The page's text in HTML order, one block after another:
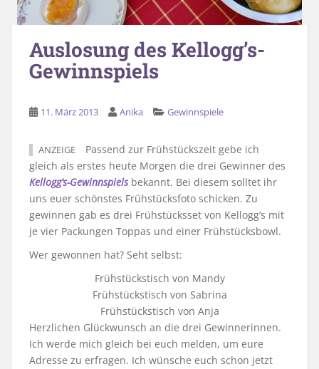
Auslosung des Kellogg’s-
Gewinnspiels
11. März 2013 Anika Gewinnspiele
ANZEIGE
Passend zur Frühstückszeit gebe ich
gleich als erstes heute Morgen die drei Gewinner des
Kellogg’s-Gewinnspielsbekannt. Bei diesem solltet ihr
uns euer schönstes Frühstücksfoto schicken. Zu
gewinnen gab es drei Frühstücksset von Kellogg’s mit
je vier Packungen Toppas und einer Frühstücksbowl.
Wer gewonnen hat? Seht selbst:
Frühstückstisch von Mandy
Frühstückstisch von Sabrina
Frühstückstisch von Anja
Herzlichen Glückwunsch an die drei Gewinnerinnen.
Ich werde mich gleich bei euch melden, um eure
Adresse zu erfragen. Ich wünsche euch schon jetzt